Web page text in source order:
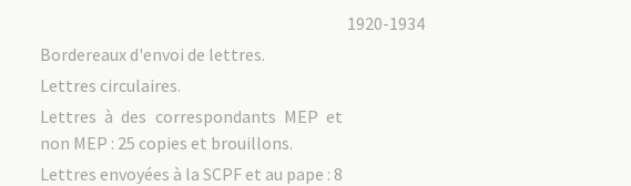
1920-1934
Bordereaux d'envoi de lettres.
Lettres circulaires.
Lettres à des correspondants MEP et
non MEP : 25 copies et brouillons.
Lettres envoyées à la SCPF et au pape : 8